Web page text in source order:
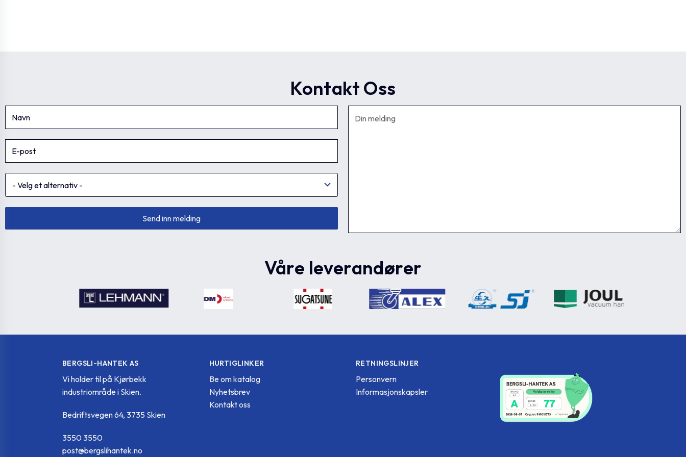
Kontakt Oss
Våre leverandører
BERGSLI-HANTEK AS
Vi holder til på Kjørbekk
industriområde i Skien.
Bedriftsvegen 64, 3735 Skien
3550 3550
post@bergslihantek.no
HURTIGLINKER
Be om katalog
Nyhetsbrev
Kontakt oss
RETNINGSLINJER
Personvern
Informasjonskapsler